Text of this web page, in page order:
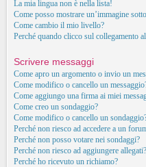
La mia lingua non è nella lista!
Come posso mostrare un’immagine
Come cambio il mio livello?
Perché quando clicco sul collegamento
Scrivere messaggi
Come apro un argomento o invio un
Come modifico o cancello un
Come aggiungo una firma ai miei
Come creo un sondaggio?
Come modifico o cancello un
Perché non riesco ad accedere a un
Perché non posso votare nei sondaggi?
Perché non riesco ad aggiungere allegati?
Perché ho ricevuto un richiamo?